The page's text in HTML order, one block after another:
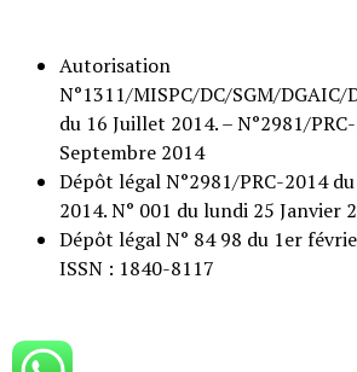
Autorisation
N°1311/MISPC/DC/SGM/DGAIC/
du 16 Juillet 2014. – N°2981/
Septembre 2014
Dépôt légal N°2981/PRC-2014
2014. N° 001 du lundi 25 Janvier
Dépôt légal N° 84 98 du 1er
ISSN : 1840-8117